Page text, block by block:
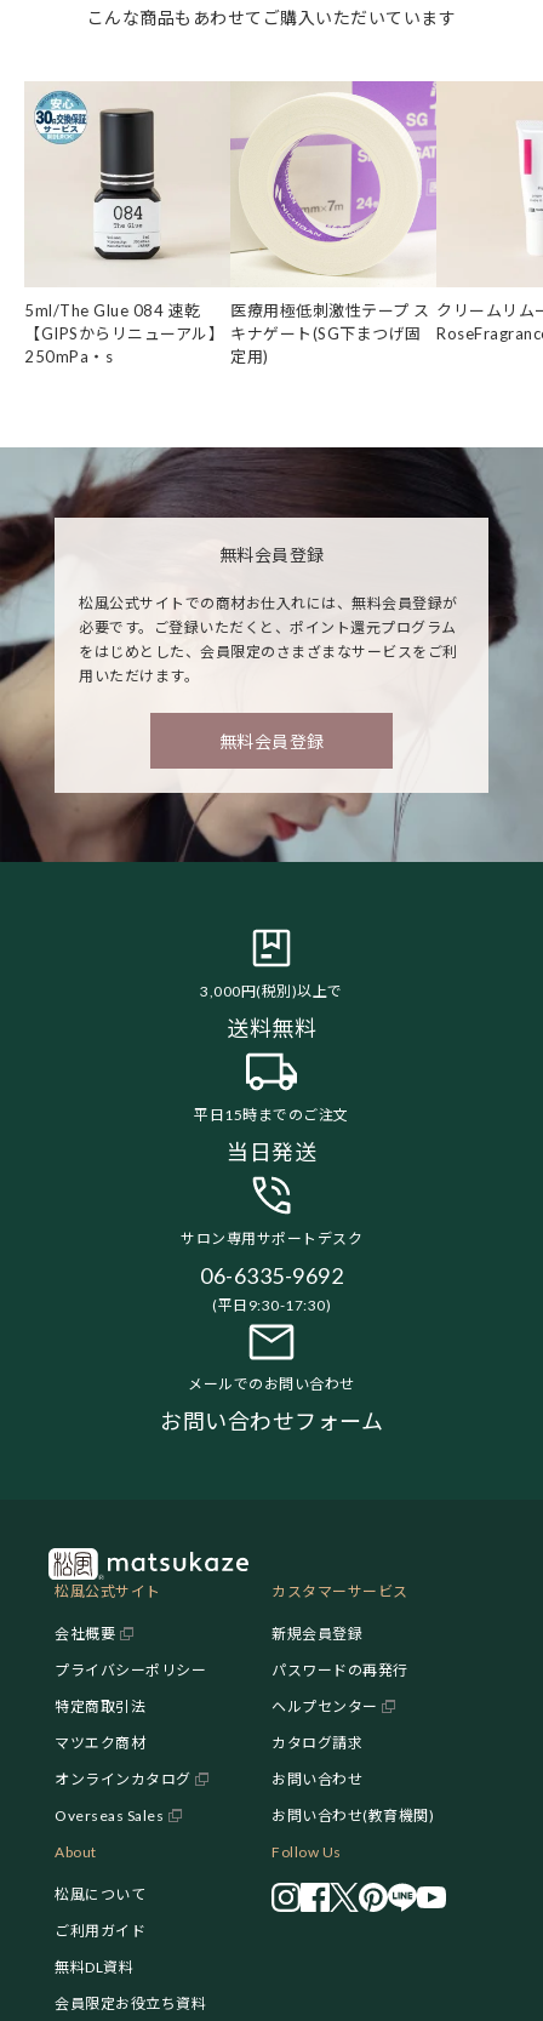
こんな商品もあわせてご購入いただいています
5ml/The Glue 084 速乾
【GIPSからリニューアル】
250mPa・s
医療用極低刺激性テープ ス
キナゲート(SG下まつげ固
定用)
クリームリム
無料会員登録
松風公式サイトでの商材お仕入れには、無料会員登録が
必要です。ご登録いただくと、ポイント還元プログラム
をはじめとした、会員限定のさまざまなサービスをご利
用いただけます。
無料会員登録
3,000円(税別)以上で
送料無料
平日15時までのご注文
当日発送
サロン専用サポートデスク
06-6335-9692
(平日9:30-17:30)
メールでのお問い合わせ
お問い合わせフォーム
松風公式サイト
会社概要
プライバシーポリシー
特定商取引法
マツエク商材
オンラインカタログ
Overseas Sales
カスタマーサービス
新規会員登録
パスワードの再発行
ヘルプセンター
カタログ請求
お問い合わせ
お問い合わせ(教育機関)
About
松風について
ご利用ガイド
無料DL資料
会員限定お役立ち資料
Follow Us